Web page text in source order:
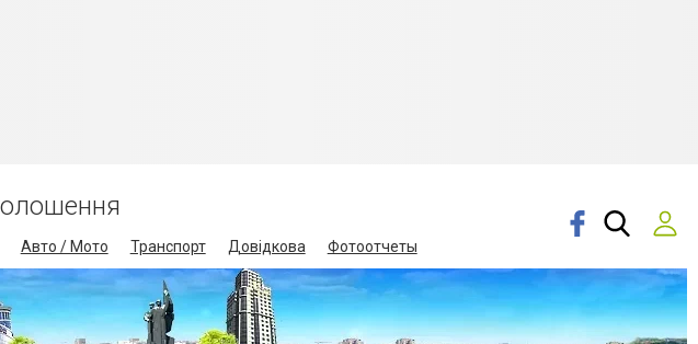
Авто / Мото Транспорт Довідкова Фотоотчеты